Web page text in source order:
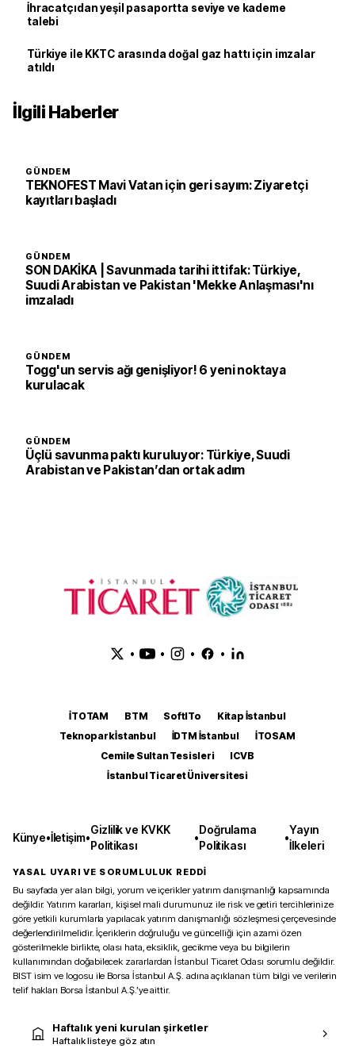
İhracatçıdan yeşil pasaportta seviye ve kademe
talebi
Türkiye ile KKTC arasında doğal gaz hattı için imzalar
atıldı
İlgili Haberler
GÜNDEM
TEKNOFEST Mavi Vatan için geri sayım: Ziyaretçi
kayıtları başladı
GÜNDEM
SON DAKİKA | Savunmada tarihi ittifak: Türkiye,
Suudi Arabistan ve Pakistan 'Mekke Anlaşması'nı
imzaladı
GÜNDEM
Togg'un servis ağı genişliyor! 6 yeni noktaya
kurulacak
GÜNDEM
Üçlü savunma paktı kuruluyor: Türkiye, Suudi
Arabistan ve Pakistan’dan ortak adım
• • • •
İTOTAM BTM SoftITo
Kitap İstanbul
Teknopark İstanbul
İDTM İstanbul
İTOSAM
Cemile Sultan Tesisleri
ICVB
İstanbul Ticaret Üniversitesi
Künye•İletişim•
Gizlilik ve KVKK
Politikası
•
Doğrulama
Politikası
•
Yayın
İlkeleri
YASAL UYARI VE SORUMLULUK REDDİ
Bu sayfada yer alan bilgi, yorum ve içerikler yatırım danışmanlığı kapsamında
değildir. Yatırım kararları, kişisel mali durumunuz ile risk ve getiri tercihlerinize
göre yetkili kurumlarla yapılacak yatırım danışmanlığı sözleşmesi çerçevesinde
değerlendirilmelidir. İçeriklerin doğruluğu ve güncelliği için azami özen
gösterilmekle birlikte, olası hata, eksiklik, gecikme veya bu bilgilerin
kullanımından doğabilecek zararlardan İstanbul Ticaret Odası sorumlu değildir.
BIST isim ve logosu ile Borsa İstanbul A.Ş. adına açıklanan tüm bilgi ve verilerin
telif hakları Borsa İstanbul A.Ş.’ye aittir.
Haftalık yeni kurulan şirketler
Haftalık listeye göz atın